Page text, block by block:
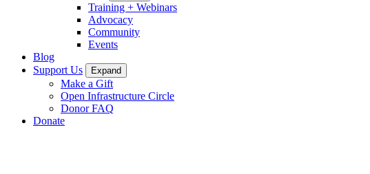
Training + Webinars
Advocacy
Community
Events
Blog
Support Us
Expand
Make a Gift
Open Infrastructure Circle
Donor FAQ
Donate